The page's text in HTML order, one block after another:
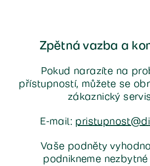
Zpětná vazba a
Pokud narazíte na
přístupností, můžete se
zákaznický
E-mail:
Vaše podněty
podnikneme nezbytné